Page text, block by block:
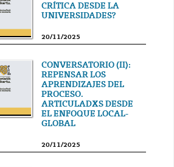
CRÍTICA DESDE LA
UNIVERSIDADES?
20/11/2025
CONVERSATORIO (II):
REPENSAR LOS
APRENDIZAJES DEL
PROCESO.
ARTICULADXS DESDE
EL ENFOQUE LOCAL-
GLOBAL
20/11/2025